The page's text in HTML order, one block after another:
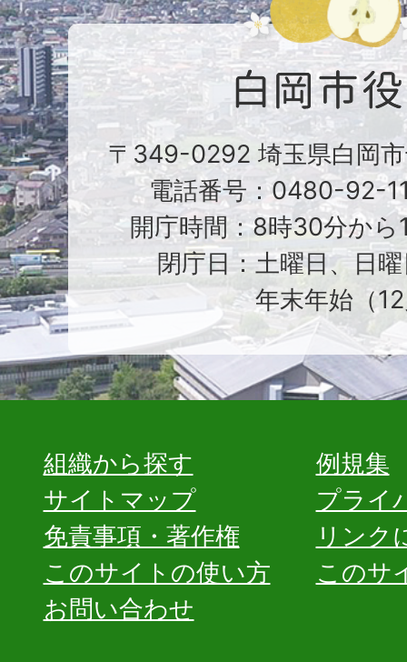
〒349-0292 埼玉県白岡
電話番号：0480-92-
開庁時間：8時30分から
閉庁日：土曜日、日
年末年始（
組織から探す
例規集
サイトマップ
プライ
免責事項・著作権
リンク
このサイトの使い方
このサ
お問い合わせ